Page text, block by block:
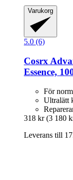
Varukorg
5.0 (6)
Cosrx
Essence,
För
Ultralätt
318 kr (3 180
Leverans till